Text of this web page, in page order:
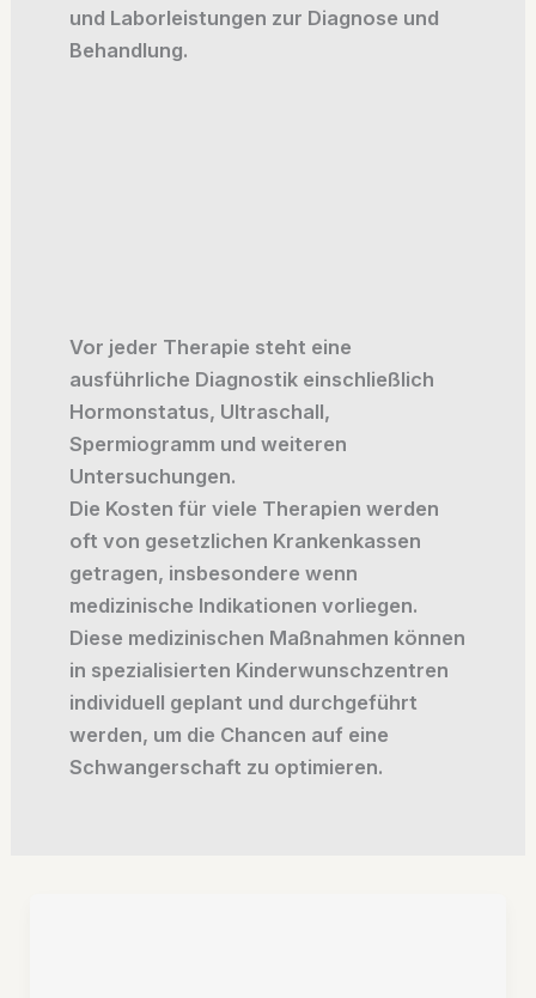
und Laborleistungen zur Diagnose und
Behandlung.
Vor jeder Therapie steht eine
ausführliche Diagnostik einschließlich
Hormonstatus, Ultraschall,
Spermiogramm und weiteren
Untersuchungen.
Die Kosten für viele Therapien werden
oft von gesetzlichen Krankenkassen
getragen, insbesondere wenn
medizinische Indikationen vorliegen.
Diese medizinischen Maßnahmen können
in spezialisierten Kinderwunschzentren
individuell geplant und durchgeführt
werden, um die Chancen auf eine
Schwangerschaft zu optimieren.